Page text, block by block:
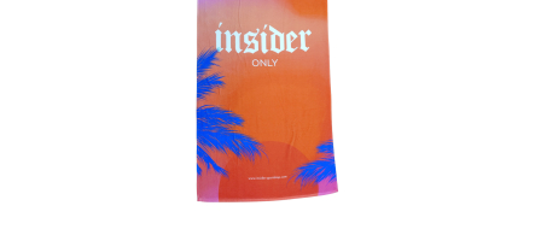
ZUR DETAILSEITE